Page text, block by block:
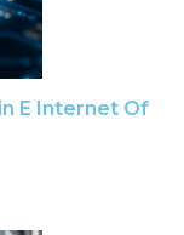
E Internet Of